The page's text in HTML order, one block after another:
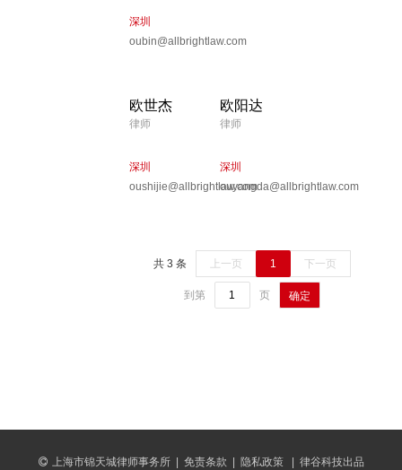
深圳
oubin@allbrightlaw.com
欧世杰
律师
深圳
oushijie@allbrightlaw.com
欧阳达
律师
深圳
ouyangda@allbrightlaw.com
共 3 条 上一页 1 下一页
到第 页 确定
上海市锦天城律师事务所 | 免责条款 | 隐私政策 | 律谷科技出品